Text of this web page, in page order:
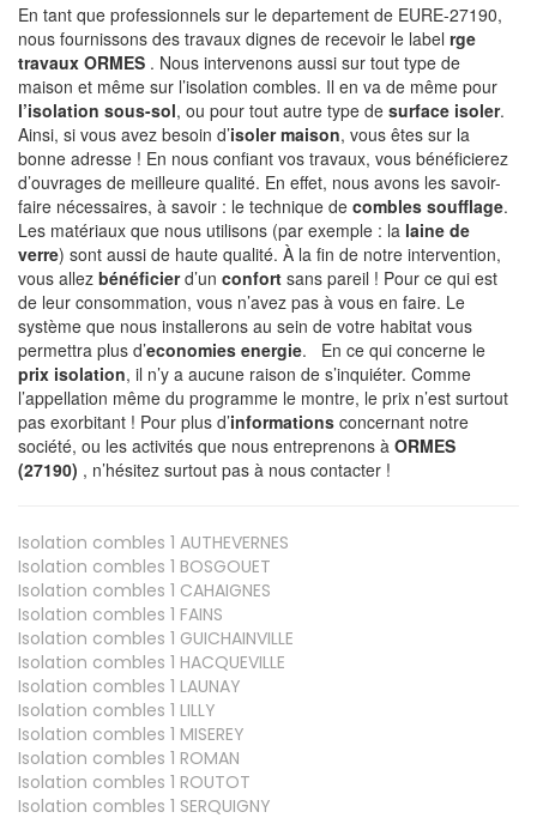
En tant que professionnels sur le departement de EURE-27190,
nous fournissons des travaux dignes de recevoir le label rge
travaux ORMES . Nous intervenons aussi sur tout type de
maison et même sur l’isolation combles. Il en va de même pour
l’isolation sous-sol, ou pour tout autre type de surface isoler.
Ainsi, si vous avez besoin d’isoler maison, vous êtes sur la
bonne adresse ! En nous confiant vos travaux, vous bénéficierez
d’ouvrages de meilleure qualité. En effet, nous avons les savoir-
faire nécessaires, à savoir : le technique de combles soufflage.
Les matériaux que nous utilisons (par exemple : la laine de
verre) sont aussi de haute qualité. À la fin de notre intervention,
vous allez bénéficierd’un confort sans pareil ! Pour ce qui est
de leur consommation, vous n’avez pas à vous en faire. Le
système que nous installerons au sein de votre habitat vous
permettra plus d’economies energie. En ce qui concerne le
prix isolation, il n’y a aucune raison de s’inquiéter. Comme
l’appellation même du programme le montre, le prix n’est surtout
pas exorbitant ! Pour plus d’informations concernant notre
société, ou les activités que nous entreprenons à ORMES
(27190) , n’hésitez surtout pas à nous contacter !
Isolation combles 1 AUTHEVERNES
Isolation combles 1 BOSGOUET
Isolation combles 1 CAHAIGNES
Isolation combles 1 FAINS
Isolation combles 1 GUICHAINVILLE
Isolation combles 1 HACQUEVILLE
Isolation combles 1 LAUNAY
Isolation combles 1 LILLY
Isolation combles 1 MISEREY
Isolation combles 1 ROMAN
Isolation combles 1 ROUTOT
Isolation combles 1 SERQUIGNY